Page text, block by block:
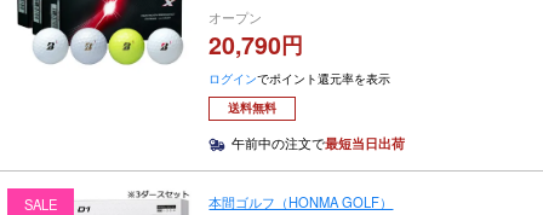
オープン
20,790
ログインでポイント還元率を表示
送料無料
午前中の注文で最短当日出荷
SALE 本間ゴルフ（HONMA GOLF）